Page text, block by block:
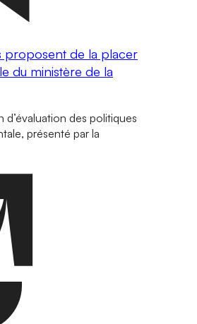
proposent de la placer
du ministère de la
d’évaluation des politiques
présenté par la